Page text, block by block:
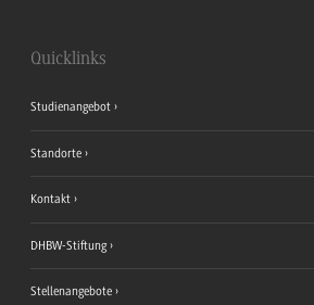
Quicklinks
Studienangebot
Standorte
Kontakt
DHBW-Stiftung
Stellenangebote